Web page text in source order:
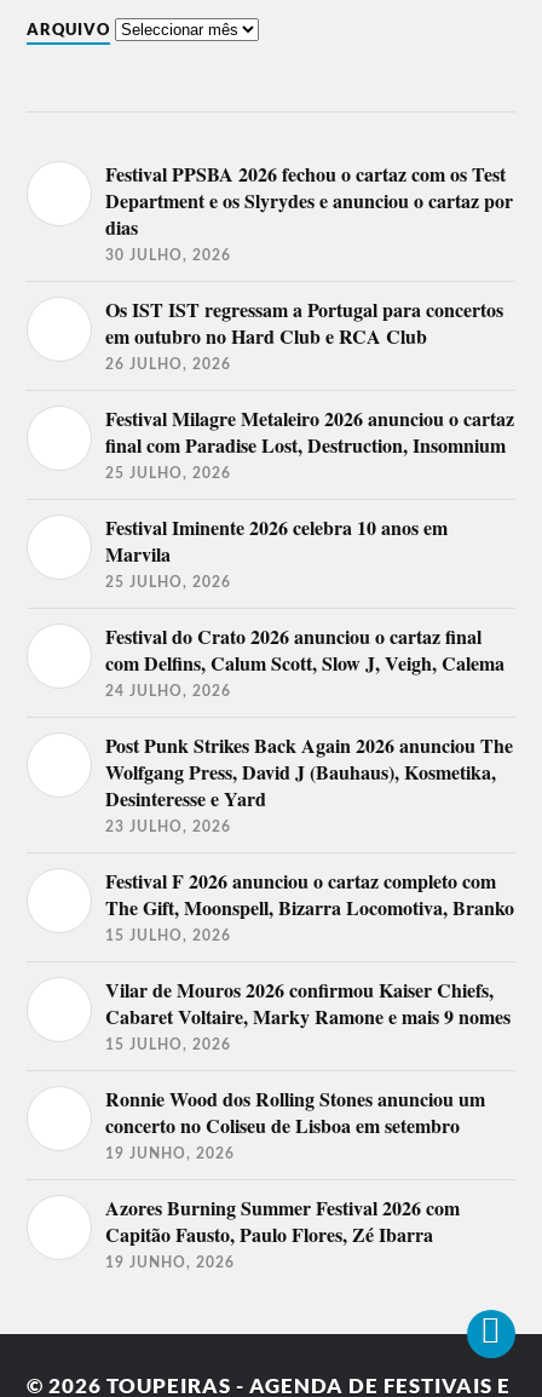
ARQUIVO
Festival PPSBA 2026 fechou o cartaz com os Test
Department e os Slyrydes e anunciou o cartaz por
dias
30 JULHO, 2026
Os IST IST regressam a Portugal para concertos
em outubro no Hard Club e RCA Club
26 JULHO, 2026
Festival Milagre Metaleiro 2026 anunciou o cartaz
final com Paradise Lost, Destruction, Insomnium
25 JULHO, 2026
Festival Iminente 2026 celebra 10 anos em
Marvila
25 JULHO, 2026
Festival do Crato 2026 anunciou o cartaz final
com Delfins, Calum Scott, Slow J, Veigh, Calema
24 JULHO, 2026
Post Punk Strikes Back Again 2026 anunciou The
Wolfgang Press, David J (Bauhaus), Kosmetika,
Desinteresse e Yard
23 JULHO, 2026
Festival F 2026 anunciou o cartaz completo com
The Gift, Moonspell, Bizarra Locomotiva, Branko
15 JULHO, 2026
Vilar de Mouros 2026 confirmou Kaiser Chiefs,
Cabaret Voltaire, Marky Ramone e mais 9 nomes
15 JULHO, 2026
Ronnie Wood dos Rolling Stones anunciou um
concerto no Coliseu de Lisboa em setembro
19 JUNHO, 2026
Azores Burning Summer Festival 2026 com
Capitão Fausto, Paulo Flores, Zé Ibarra
19 JUNHO, 2026
© 2026TOUPEIRAS - AGENDA DE FESTIVAIS E